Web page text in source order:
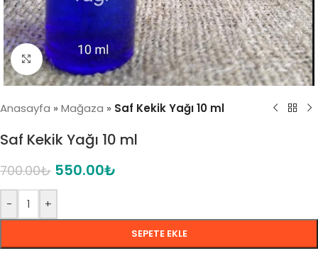
Click to enlarge
Anasayfa » Mağaza » Saf Kekik Yağı 10 ml
Saf Kekik Yağı 10 ml
700.00₺ 550.00₺
- +
SEPETE EKLE